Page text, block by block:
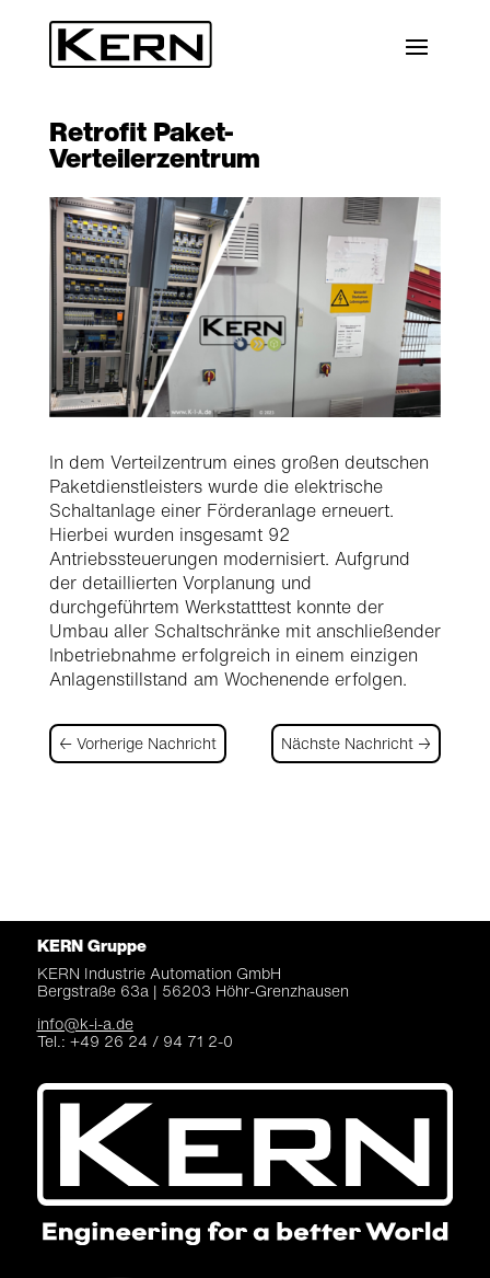
Retrofit Paket-
Verteilerzentrum
In dem Verteilzentrum eines großen deutschen
Paketdienstleisters wurde die elektrische
Schaltanlage einer Förderanlage erneuert.
Hierbei wurden insgesamt 92
Antriebssteuerungen modernisiert. Aufgrund
der detaillierten Vorplanung und
durchgeführtem Werkstatttest konnte der
Umbau aller Schaltschränke mit anschließender
Inbetriebnahme erfolgreich in einem einzigen
Anlagenstillstand am Wochenende erfolgen.
←Vorherige Nachricht Nächste Nachricht →
KERN Gruppe
KERN Industrie Automation GmbH
Bergstraße 63a | 56203 Höhr-Grenzhausen
info@k-i-a.de
Tel.: +49 26 24 / 94 71 2-0